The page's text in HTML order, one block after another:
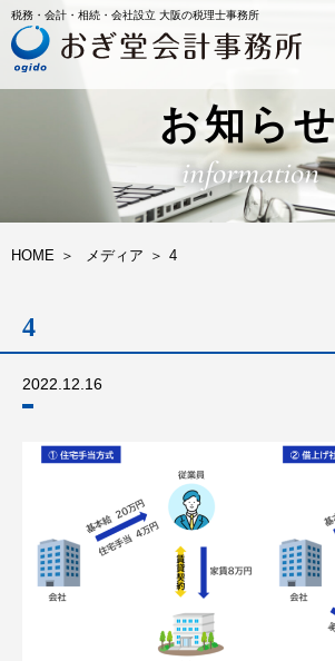
税務・会計・相続・会社設立 大阪の税理士事務所
お知らせ
information
HOME メディア 4
4
2022.12.16